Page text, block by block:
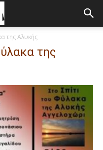
της Αλυκής
της